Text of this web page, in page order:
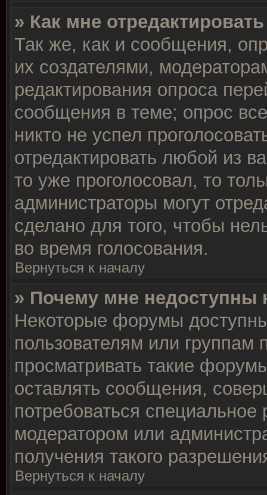
» Как мне
Так же, как и сообщения,
их создателями,
редактирования опроса
сообщения в теме; опрос
никто не успел
отредактировать любой из
то уже проголосовал, то
администраторы могут
сделано для того, чтобы
во время голосования.
Вернуться к началу
» Почему мне
Некоторые форумы
пользователям или группам
просматривать такие
оставлять сообщения,
потребоваться
модератором или
получения такого
Вернуться к началу